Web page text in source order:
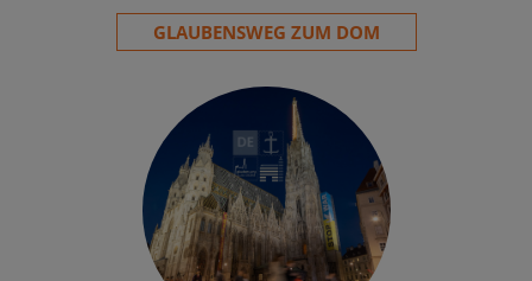
GLAUBENSWEG ZUM DOM